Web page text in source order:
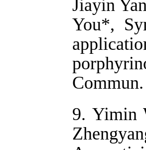
Jiayin
You*,
9. Yimin